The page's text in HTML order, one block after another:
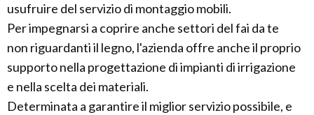
usufruire del servizio di montaggio mobili.
Per impegnarsi a coprire anche settori del fai da te
non riguardanti il legno, l'azienda offre anche il proprio
supporto nella progettazione di impianti di irrigazione
e nella scelta dei materiali.
Determinata a garantire il miglior servizio possibile, e